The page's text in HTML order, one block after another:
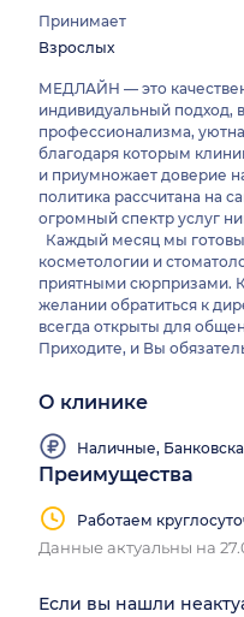
Принимает
Взрослых
МЕДЛАЙН — это
индивидуальный подход,
профессионализма,
благодаря которым
и приумножает доверие
политика рассчитана на
огромный спектр услуг
Каждый месяц мы
косметологии и
приятными сюрпризами.
желании обратиться к
всегда открыты для
Приходите, и Вы
О клинике
Наличные,
Преимущества
Работаем
Данные актуальны на
Если вы нашли